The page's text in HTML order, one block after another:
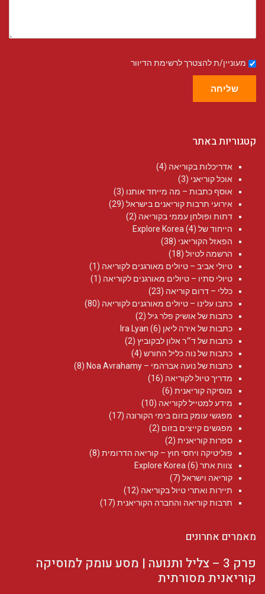
מעוניין/ת להצטרך לרשימת הדיוור
שליחה
קטגוריות באתר
אדריכלות בקוריאה (4)
אוכל קוריאני (3)
אוסף כתבות – מה מייחד אותנו (3)
אירועי תרבות קוריאנים בישראל (29)
דתות ופולחן עממי בקוריאה (2)
הייחוד של Explore Korea (4)
הפאזל הקוריאני (38)
הרשמה לטיול (18)
טיולי אביב – טיולים מאורגנים לקוריאה (1)
טיולי סתיו – טיולים מאורגנים לקוריאה (1)
כללי – דרום קוריאה (23)
כתבו עלינו – טיולים מאורגנים לקוריאה (80)
כתבות של אושיק פלר גיל (2)
כתבות של אירה ליאן Ira Lyan (6)
כתבות של ד״ר אלון לבקוביץ (2)
כתבות של נוה כליל החורש (4)
כתבות של נועה אברהמי – Noa Avrahamy‏
(8)
מדריך טיול לקוריאה (16)
מוסיקה קוריאנית (6)
מידע למטייל לקוריאה (10)
מפגשי עומק בזום בימי הקורונה (17)
מפגשים קייצים בזום (2)
ספרות קוריאנית (2)
פוליטיקה ויחסי חוץ – קוריאה הדרומית (8)
צוות אתר Explore Korea (6)
קוריאה וישראל (7)
תיירות ואתרי טיול בקוריאה (12)
תרבות קוריאה והחברה הקוריאנית (17)
מאמרים אחרונים
פרק 3 – צליל ותנועה | מסע עומק למוסיקה
קוריאנית מסורתית